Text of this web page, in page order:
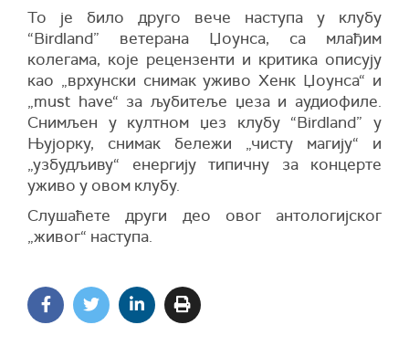
To je било друго вече наступа у клубу
“Birdland” ветерана Џоунса, са млађим
колегама, које рецензенти и критика описују
као „врхунски снимак уживо Хенк Џоунса“ и
„must have“ за љубитеље џеза и аудиофиле.
Снимљен у култном џез клубу “Birdland” у
Њујорку, снимак бележи „чисту магију“ и
„узбудљиву“ енергију типичну за концерте
уживо у овом клубу.
Слушаћете други део овог антологијског
„живог“ наступа.